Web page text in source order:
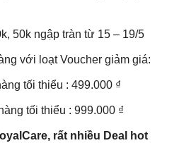
50k ngập tràn từ 15 – 19/5
với loạt Voucher giảm giá:
tối thiểu : 499.000 ₫
tối thiểu : 999.000 ₫
rất nhiều Deal hot